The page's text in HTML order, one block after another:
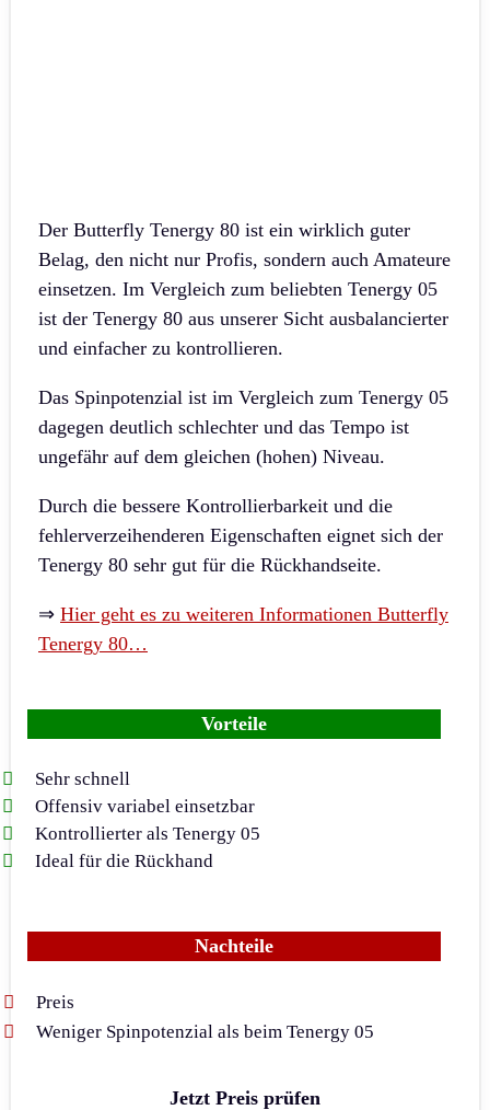
Der Butterfly Tenergy 80 ist ein wirklich guter
Belag, den nicht nur Profis, sondern auch Amateure
einsetzen. Im Vergleich zum beliebten Tenergy 05
ist der Tenergy 80 aus unserer Sicht ausbalancierter
und einfacher zu kontrollieren.
Das Spinpotenzial ist im Vergleich zum Tenergy 05
dagegen deutlich schlechter und das Tempo ist
ungefähr auf dem gleichen (hohen) Niveau.
Durch die bessere Kontrollierbarkeit und die
fehlerverzeihenderen Eigenschaften eignet sich der
Tenergy 80 sehr gut für die Rückhandseite.
⇒ Hier geht es zu weiteren Informationen Butterfly
Tenergy 80…
Vorteile
Sehr schnell
Offensiv variabel einsetzbar
Kontrollierter als Tenergy 05
Ideal für die Rückhand
Nachteile
Preis
Weniger Spinpotenzial als beim Tenergy 05
Jetzt Preis prüfen